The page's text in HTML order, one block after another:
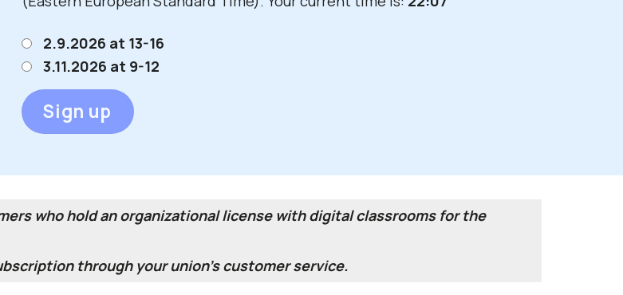
2.9.2026 at 13-16
3.11.2026 at 9-12
Sign up
who hold an organizational license with digital classrooms for the
through your union's customer service.